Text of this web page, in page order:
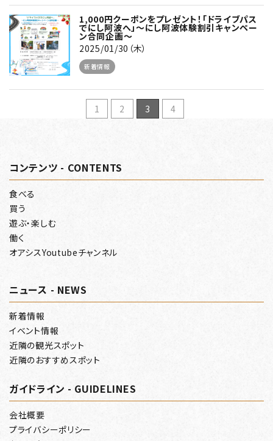
1,000円クーポンをプレゼント！「ドライブパス
でにし阿波へ」～にし阿波体験割引キャンペー
ン合同企画～
2025/01/30（木）
新着情報
1 2 3 4
コンテンツ - CONTENTS
食べる
買う
遊ぶ・楽しむ
働く
オアシスYoutubeチャンネル
ニュース - NEWS
新着情報
イベント情報
近隣の観光スポット
近隣のおすすめスポット
ガイドライン - GUIDELINES
会社概要
プライバシーポリシー